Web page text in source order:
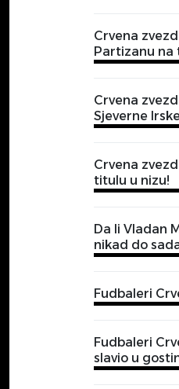
Crvena
Partizanu na
Crvena
Sjeverne
Crvena
titulu u nizu!
Da li Vladan
nikad do
Fudbaleri
Fudbaleri
slavio u